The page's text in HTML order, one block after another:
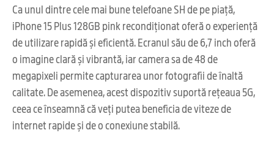
Ca unul dintre cele mai bune telefoane SH de pe piață,
iPhone 15 Plus 128GB pink recondiționat oferă o experiență
de utilizare rapidă și eficientă. Ecranul său de 6,7 inch oferă
o imagine clară și vibrantă, iar camera sa de 48 de
megapixeli permite capturarea unor fotografii de înaltă
calitate. De asemenea, acest dispozitiv suportă rețeaua 5G,
ceea ce înseamnă că veți putea beneficia de viteze de
internet rapide și de o conexiune stabilă.